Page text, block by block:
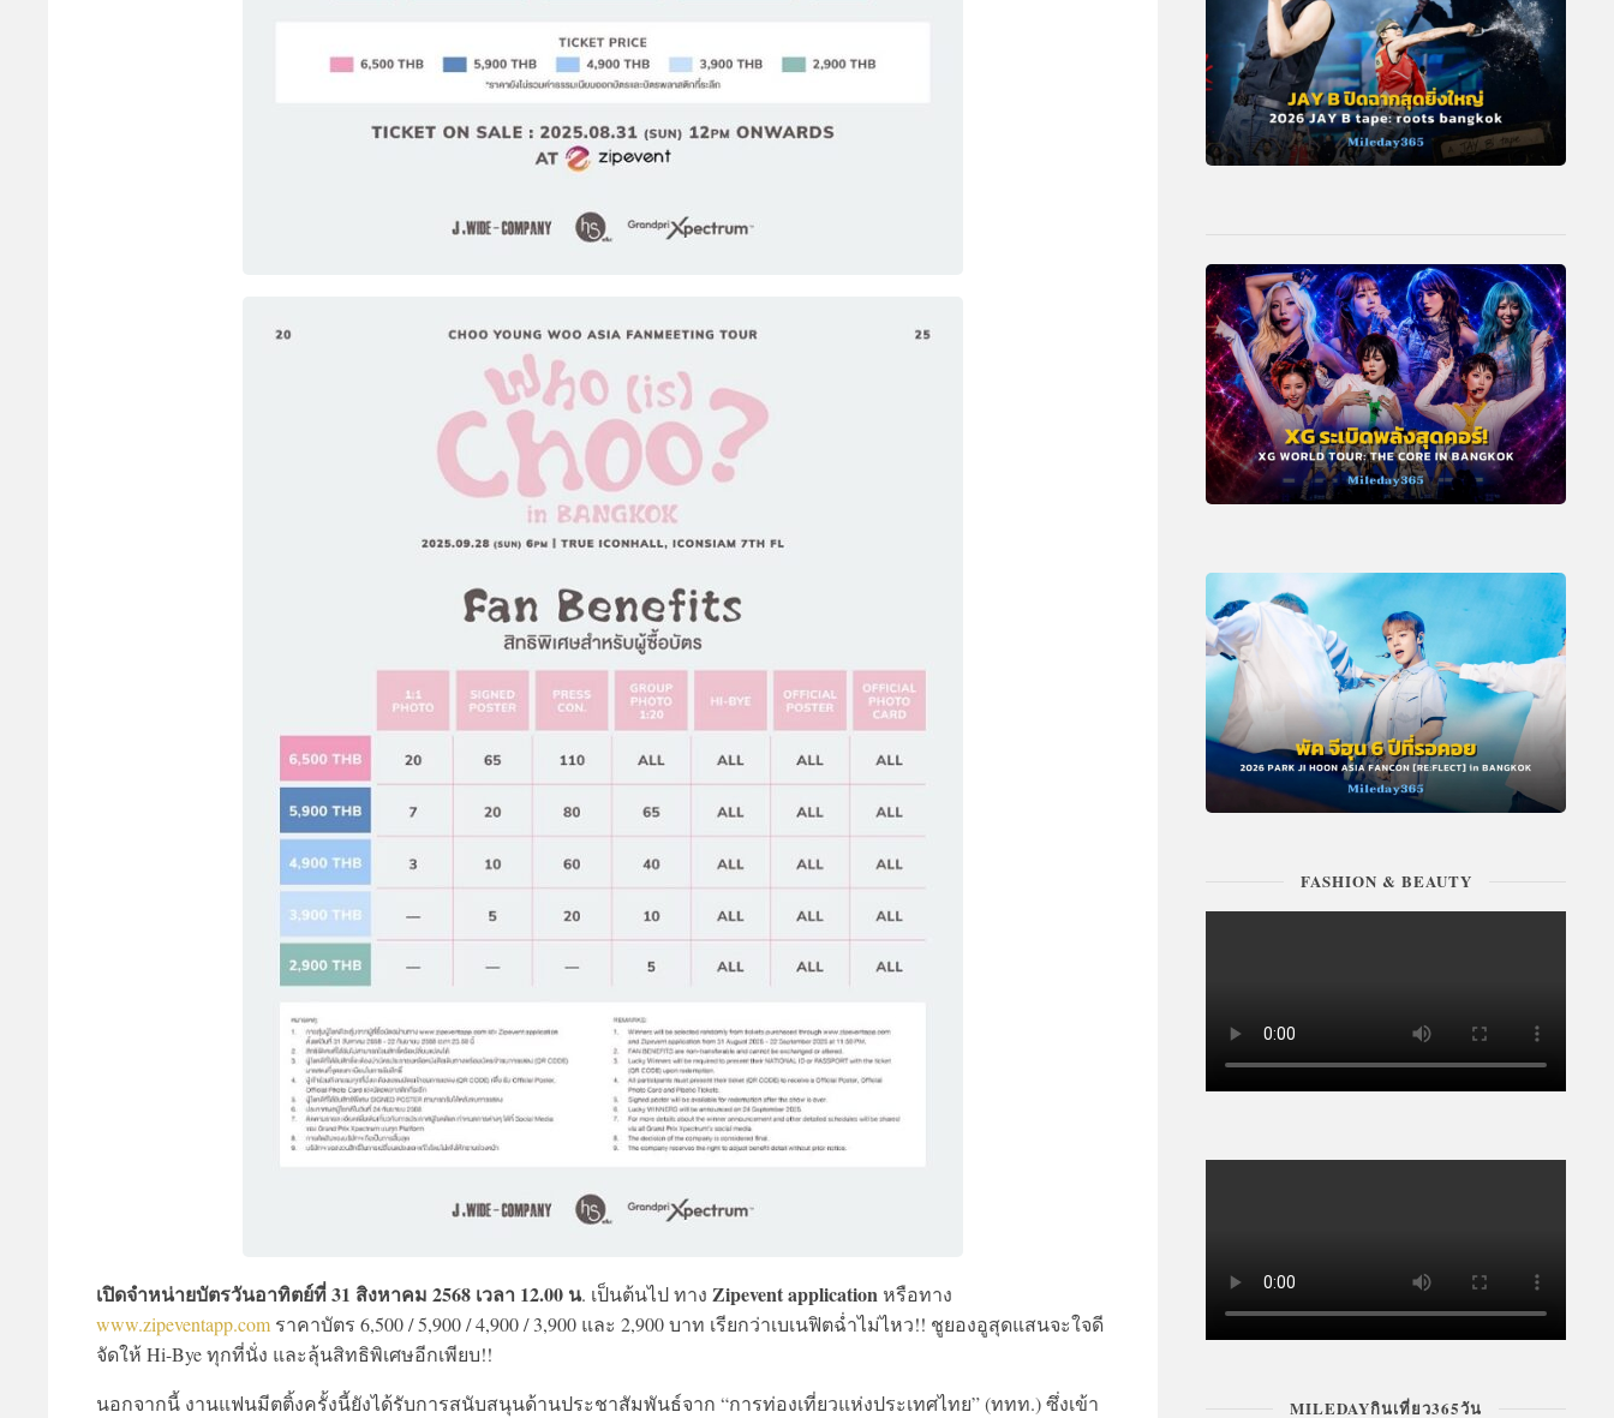
เปิดจำหน่ายบัตรวันอาทิตย์ที่ 31 สิงหาคม 2568 เวลา 12.00 น. เป็นต้นไป ทาง Zipevent applicationหรือทาง
www.zipeventapp.com ราคาบัตร 6,500 / 5,900 / 4,900 / 3,900 และ 2,900 บาท เรียกว่าเบเนฟิตฉ่ำไม่ไหว!! ชูยองอูสุดแสนจะใจดี
จัดให้ Hi-Bye ทุกที่นั่ง และลุ้นสิทธิพิเศษอีกเพียบ!!
นอกจากนี้ งานแฟนมีตติ้งครั้งนี้ยังได้รับการสนับสนุนด้านประชาสัมพันธ์จาก “การท่องเที่ยวแห่งประเทศไทย” (ททท.) ซึ่งเข้า
FASHION & BEAUTY
MILEDAYกินเที่ยว365วัน